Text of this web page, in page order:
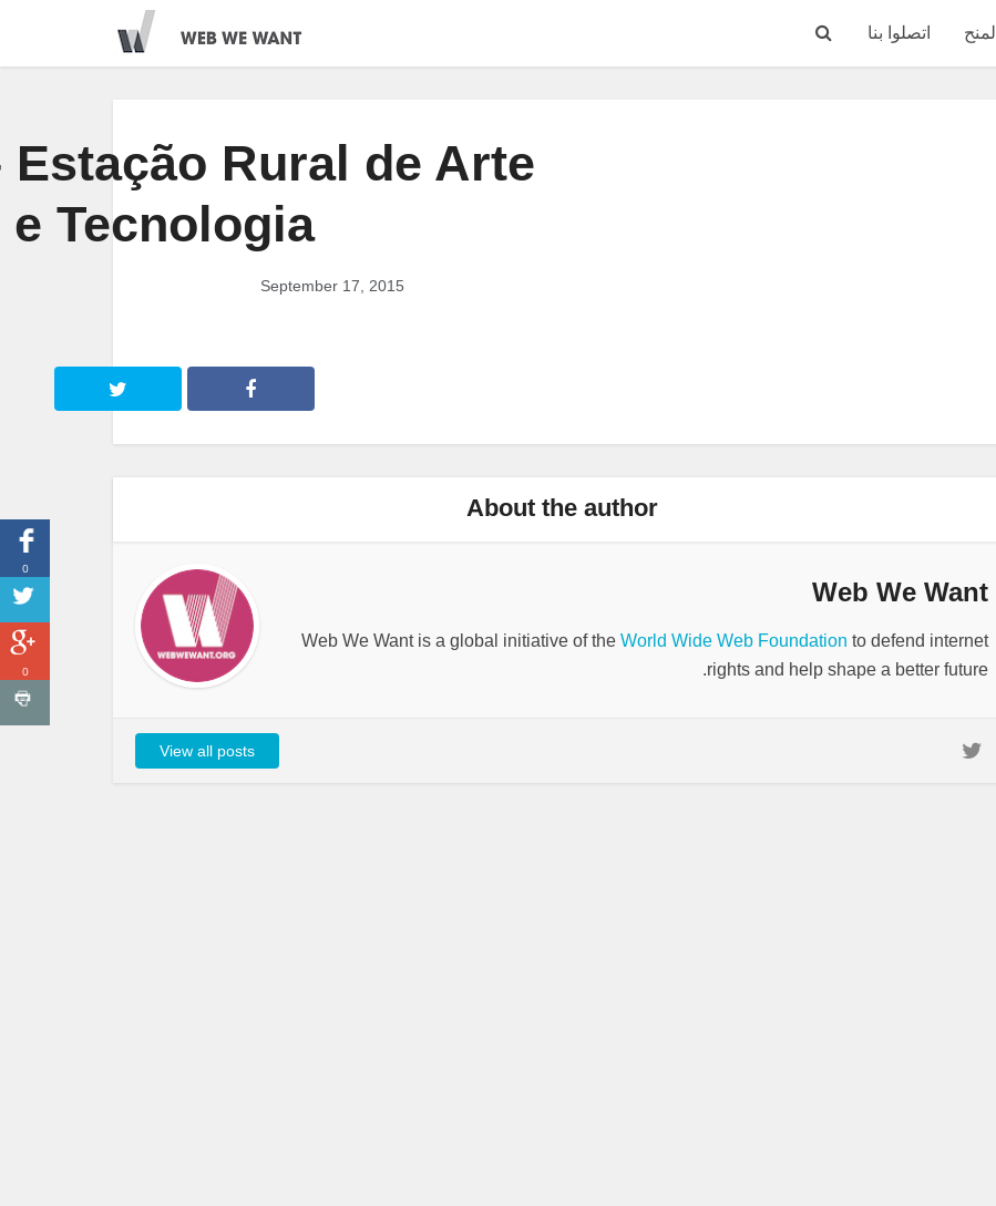
المنح اتصلوا بنا
Estação Rural de Arte
e Tecnologia
September 17, 2015
About the author
Web We Want
Web We Want is a global initiative of the World Wide Web Foundation to defend internet
rights and help shape a better future.
View all posts
0
0